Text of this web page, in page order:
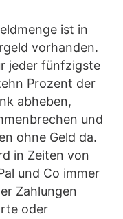
ist in
vorhanden.
jeder fünfzigste
Prozent der
abheben,
und
ohne Geld da.
in Zeiten von
und Co immer
Zahlungen
oder